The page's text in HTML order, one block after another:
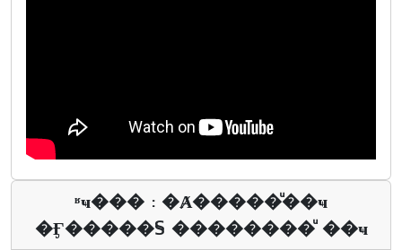
ʶҹ��� : �Ⱥ�����ͧ��ҹ
�Ӻ�����§ ��������ͧ ��ҹ